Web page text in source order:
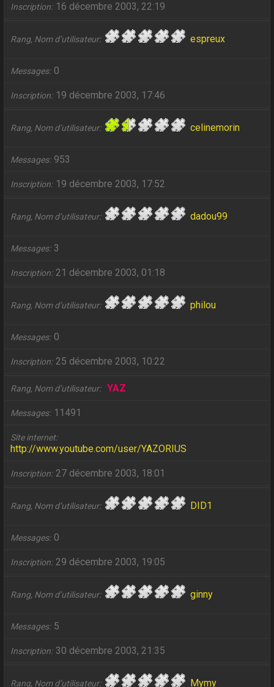
Inscription 16 décembre 2003, 22:19
Rang, Nom d’utilisateur espreux
Messages 0
Inscription 19 décembre 2003, 17:46
Rang, Nom d’utilisateur celinemorin
Messages 953
Inscription 19 décembre 2003, 17:52
Rang, Nom d’utilisateur dadou99
Messages 3
Inscription 21 décembre 2003, 01:18
Rang, Nom d’utilisateur philou
Messages 0
Inscription 25 décembre 2003, 10:22
Rang, Nom d’utilisateur YAZ
Messages 11491
Site internet
http://www.youtube.com/user/YAZORIUS
Inscription 27 décembre 2003, 18:01
Rang, Nom d’utilisateur DID1
Messages 0
Inscription 29 décembre 2003, 19:05
Rang, Nom d’utilisateur ginny
Messages 5
Inscription 30 décembre 2003, 21:35
Rang, Nom d’utilisateur Mymy